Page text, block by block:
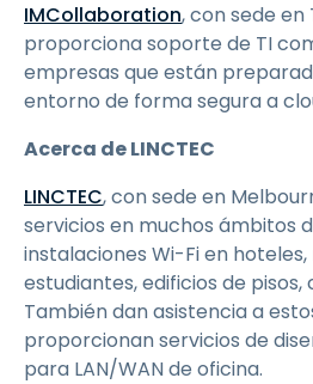
IMCollaboration, con sede en
proporciona soporte de TI
empresas que están
entorno de forma segura a
Acerca de LINCTEC
LINCTEC, con sede en
servicios en muchos ámbitos
instalaciones Wi-Fi en
estudiantes, edificios de
También dan asistencia a
proporcionan servicios de
para LAN/WAN de oficina.